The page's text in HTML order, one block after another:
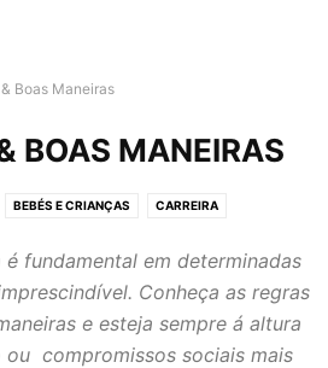
Boas Maneiras
BOAS MANEIRAS
BEBÉS E CRIANÇAS CARREIRA
FILHOS & ENTEADOS GRAVIDEZ
fundamental em determinadas
Conheça as regras
e esteja sempre á altura
ou compromissos sociais mais